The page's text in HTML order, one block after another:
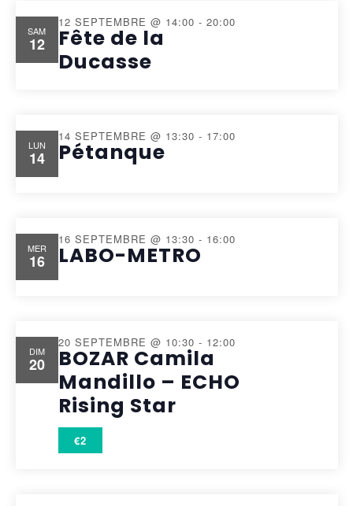
SAM
12
Fête de la
Ducasse
12 SEPTEMBRE @ 14:00 - 20:00
LUN
14 Pétanque
14 SEPTEMBRE @ 13:30 - 17:00
MER
16 LABO-METRO
16 SEPTEMBRE @ 13:30 - 16:00
DIM
20
BOZAR Camila
Mandillo – ECHO
Rising Star
20 SEPTEMBRE @ 10:30 - 12:00
€2